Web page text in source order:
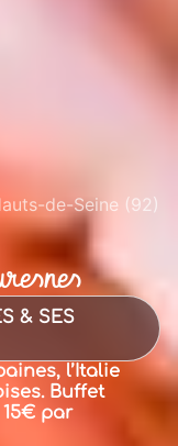
de-Seine (92)
& SES
l’Italie
Buffet
par